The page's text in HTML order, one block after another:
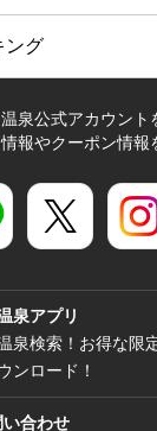
ング
泉公式アカウント
報やクーポン情報
泉アプリ
泉検索！お得な限
ンロード！
合わせ